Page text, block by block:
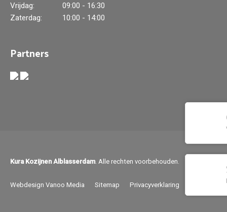
Vrijdag:
09:00 - 16:30
Zaterdag:
10:00 - 14:00
Partners
Kura Kozijnen Alblasserdam. Alle rechten voorbehouden.
Webdesign Vanoo Media Sitemap Privacyverklaring